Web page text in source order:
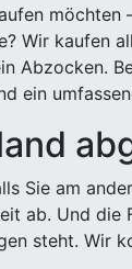
Wir kaufen
Abzocken.
ein
Sie am
ab. Und
steht. Wir